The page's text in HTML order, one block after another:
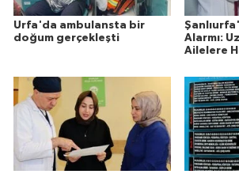
Urfa'da ambulansta bir
doğum gerçekleşti
Alarmı:
Ailelere